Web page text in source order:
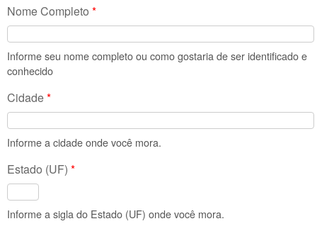
Nome Completo *
Informe seu nome completo ou como gostaria de ser identificado e
conhecido
Cidade*
Informe a cidade onde você mora.
Estado (UF) *
Informe a sigla do Estado (UF) onde você mora.